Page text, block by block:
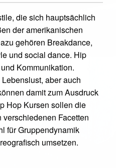
die sich hauptsächlich
der amerikanischen
gehören Breakdance,
und social dance. Hip
Kommunikation.
aber auch
damit zum Ausdruck
Hop Kursen sollen die
Facetten
für Gruppendynamik
umsetzen.